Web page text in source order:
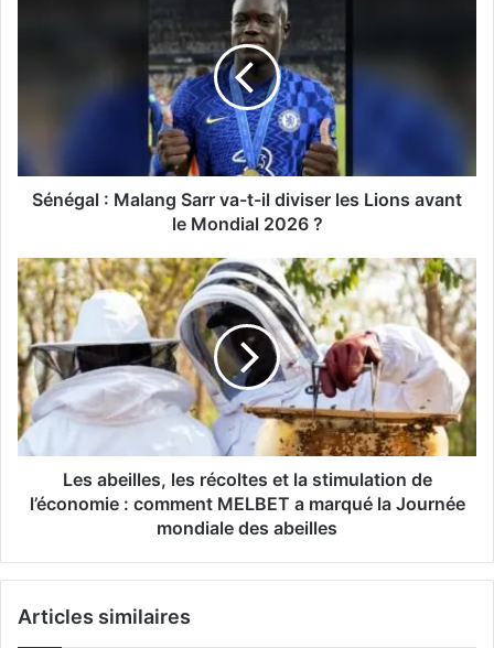
Sénégal : Malang Sarr va-t-il diviser les Lions avant
le Mondial 2026 ?
Les abeilles, les récoltes et la stimulation de
l’économie : comment MELBET a marqué la Journée
mondiale des abeilles
Articles similaires